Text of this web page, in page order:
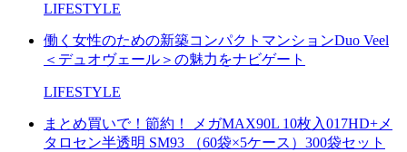
LIFESTYLE
働く女性のための新築コンパクトマンションDuo Veel
＜デュオヴェール＞の魅力をナビゲート
LIFESTYLE
まとめ買いで！節約！ メガMAX90L 10枚入017HD+メ
タロセン半透明 SM93 （60袋×5ケース）300袋セット